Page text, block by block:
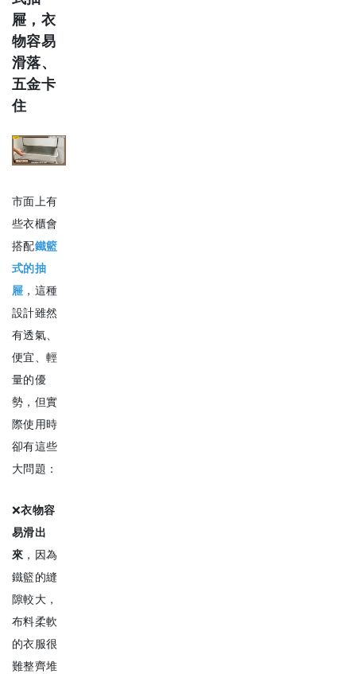
屜，衣
物容易
滑落、
五金卡
住
市面上有
些衣櫃會
搭配鐵籃
式的抽
屜 ，這種
設計雖然
有透氣、
便宜、輕
量的優
勢，但實
際使用時
卻有這些
大問題：
❌衣物容
易滑出
來 ，因為
鐵籃的縫
隙較大，
布料柔軟
的衣服很
難整齊堆